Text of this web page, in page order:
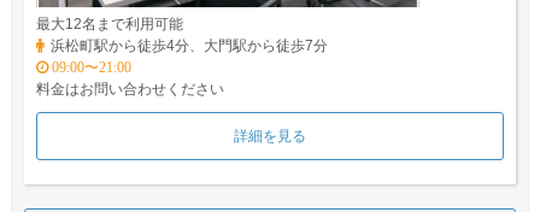
最大12名まで利用可能
浜松町駅から徒歩4分、大門駅から徒歩7分
09:00〜21:00
料金はお問い合わせください
詳細を見る